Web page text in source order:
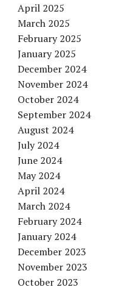
April 2025
March 2025
February 2025
January 2025
December 2024
November 2024
October 2024
September 2024
August 2024
July 2024
June 2024
May 2024
April 2024
March 2024
February 2024
January 2024
December 2023
November 2023
October 2023